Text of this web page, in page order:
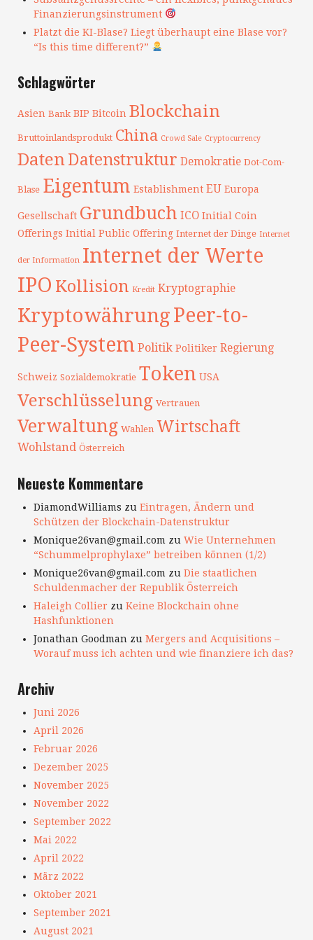
Finanzierungsinstrument
Platzt die KI-Blase? Liegt überhaupt eine Blase vor?
“Is this time different?”
Schlagwörter
Asien Bank BIP Bitcoin Blockchain
Bruttoinlandsprodukt China Crowd Sale Cryptocurrency
Daten Datenstruktur Demokratie Dot-Com-
Blase Eigentum Establishment EU Europa
Gesellschaft Grundbuch ICO Initial Coin
Offerings Initial Public Offering Internet der Dinge Internet
der Information Internet der Werte
IPO Kollision Kredit Kryptographie
KryptowährungPeer-to-
Peer-System Politik Politiker Regierung
Schweiz Sozialdemokratie Token USA
Verschlüsselung Vertrauen
Verwaltung Wahlen Wirtschaft
Wohlstand Österreich
Neueste Kommentare
DiamondWilliams zu Eintragen, Ändern und
Schützen der Blockchain-Datenstruktur
Monique26van@gmail.com zu Wie Unternehmen
“Schummelprophylaxe” betreiben können (1/2)
Monique26van@gmail.com zu Die staatlichen
Schuldenmacher der Republik Österreich
Haleigh Collier zu Keine Blockchain ohne
Hashfunktionen
Jonathan Goodman zu Mergers and Acquisitions –
Worauf muss ich achten und wie finanziere ich das?
Archiv
Juni 2026
April 2026
Februar 2026
Dezember 2025
November 2025
November 2022
September 2022
Mai 2022
April 2022
März 2022
Oktober 2021
September 2021
August 2021